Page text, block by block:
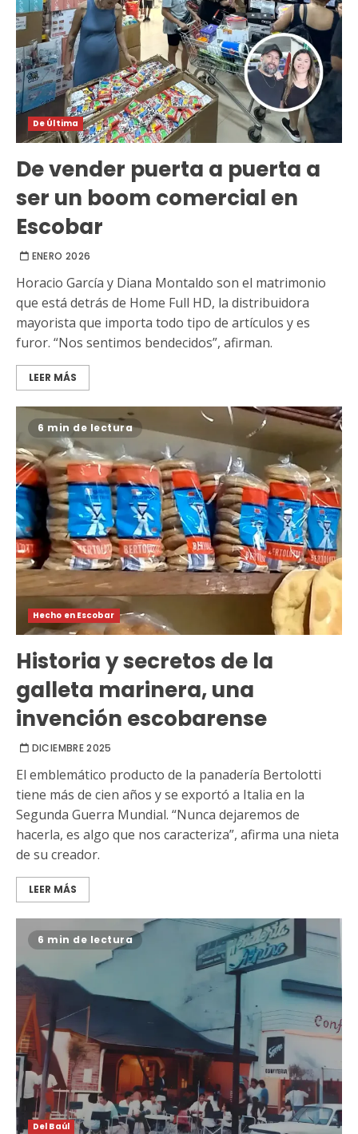
De Última
De vender puerta a puerta a
ser un boom comercial en
Escobar
ENERO 2026
Horacio García y Diana Montaldo son el matrimonio
que está detrás de Home Full HD, la distribuidora
mayorista que importa todo tipo de artículos y es
furor. “Nos sentimos bendecidos”, afirman.
LEER MÁS
6 min de lectura
Hecho en Escobar
Historia y secretos de la
galleta marinera, una
invención escobarense
DICIEMBRE 2025
El emblemático producto de la panadería Bertolotti
tiene más de cien años y se exportó a Italia en la
Segunda Guerra Mundial. “Nunca dejaremos de
hacerla, es algo que nos caracteriza”, afirma una nieta
de su creador.
LEER MÁS
6 min de lectura
Del Baúl